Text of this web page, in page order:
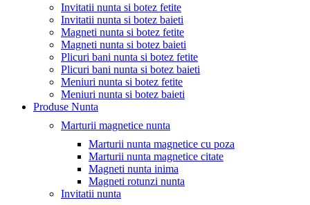
Invitatii nunta si botez fetite
Invitatii nunta si botez baieti
Magneti nunta si botez fetite
Magneti nunta si botez baieti
Plicuri bani nunta si botez fetite
Plicuri bani nunta si botez baieti
Meniuri nunta si botez fetite
Meniuri nunta si botez baieti
Produse Nunta
Marturii magnetice nunta
Marturii nunta magnetice cu poza
Marturii nunta magnetice citate
Magneti nunta inima
Magneti rotunzi nunta
Invitatii nunta